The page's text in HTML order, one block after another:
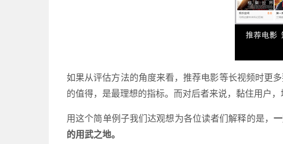
如果从评估方法的角度来看，推荐电影等长视频时更
的值得，是最理想的指标。而对后者来说，黏住用户
用这个简单例子我们达观想为各位读者们解释的是，
的用武之地。